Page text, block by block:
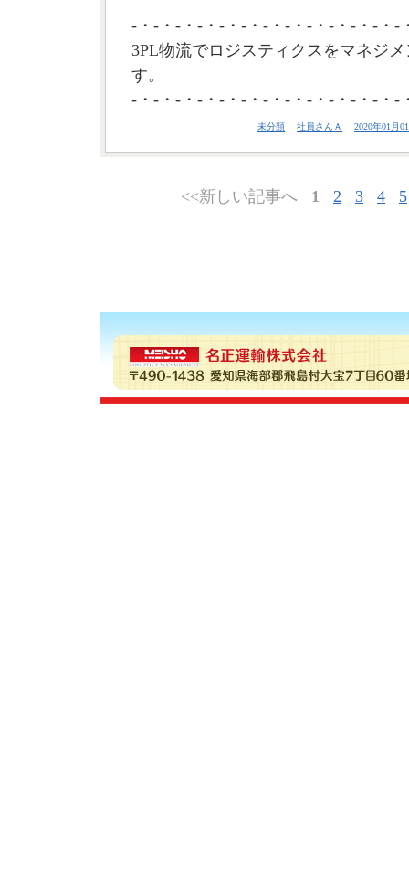
-・-・-・-・-・-・-・-・-・-・-・-・-
3PL物流でロジスティクスをマネジ
す。
-・-・-・-・-・-・-・-・-・-・-・-・-
未分類 社員さんＡ 2020年01月
<<新しい記事へ 1 2 3 4 5